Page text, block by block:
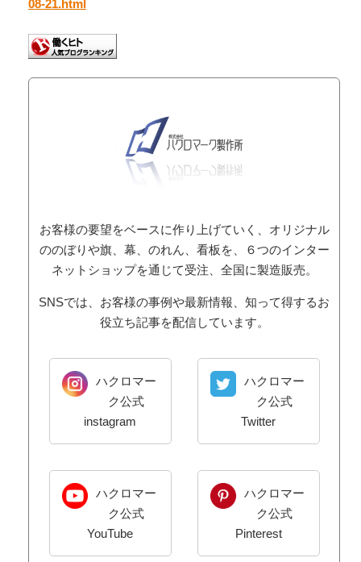
08-21.html
お客様の要望をベースに作り上げていく、オリジナル
ののぼりや旗、幕、のれん、看板を、６つのインター
ネットショップを通じて受注、全国に製造販売。
SNSでは、お客様の事例や最新情報、知って得するお
役立ち記事を配信しています。
ハクロマー
ク公式
instagram
ハクロマー
ク公式
Twitter
ハクロマー
ク公式
YouTube
ハクロマー
ク公式
Pinterest